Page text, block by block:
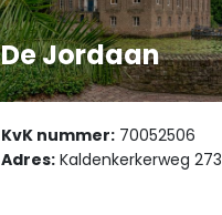
De Jordaan
KvK nummer: 70052506
Adres: Kaldenkerkerweg 273